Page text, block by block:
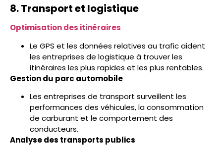
8. Transport et logistique
Optimisation des itinéraires
Le GPS et les données relatives au trafic aident
les entreprises de logistique à trouver les
itinéraires les plus rapides et les plus rentables.
Gestion du parc automobile
Les entreprises de transport surveillent les
performances des véhicules, la consommation
de carburant et le comportement des
conducteurs.
Analyse des transports publics